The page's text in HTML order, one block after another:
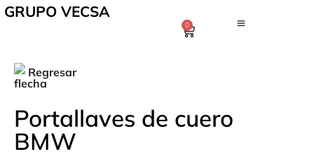
GRUPO VECSA
0
Regresar
Portallaves de cuero
BMW